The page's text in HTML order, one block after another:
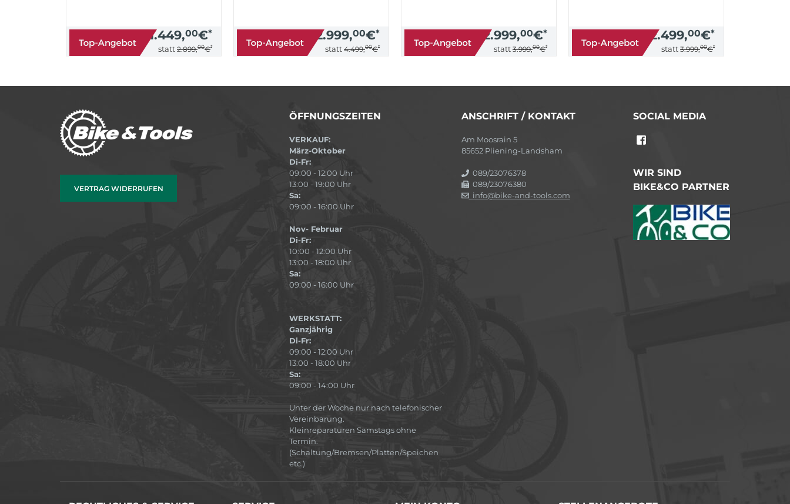
1.449,00€*
statt 2.899,00€*
2.999,00€*
statt 4.499,00€*
2.999,00€*
statt 3.999,00€*
2.499,00€*
statt 3.999,00€*
VERTRAG WIDERRUFEN
ÖFFNUNGSZEITEN
VERKAUF:
März-Oktober
Di-Fr:
09:00 - 12:00 Uhr
13:00 - 19:00 Uhr
Sa:
09:00 - 16:00 Uhr
Nov- Februar
Di-Fr:
10:00 - 12:00 Uhr
13:00 - 18:00 Uhr
Sa:
09:00 - 16:00 Uhr
WERKSTATT:
Ganzjährig
Di-Fr:
09:00 - 12:00 Uhr
13:00 - 18:00 Uhr
Sa:
09:00 - 14:00 Uhr
Unter der Woche nur nach telefonischer
Vereinbarung.
Kleinreparaturen Samstags ohne
Termin.
(Schaltung/Bremsen/Platten/Speichen
etc.)
ANSCHRIFT / KONTAKT
Am Moosrain 5
85652 Pliening-Landsham
089/23076378
089/23076380
info@bike-and-tools.com
SOCIAL MEDIA
WIR SIND
BIKE&CO PARTNER